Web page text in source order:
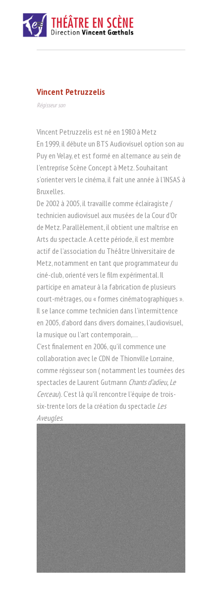
Vincent Petruzzelis
Régisseur son
Vincent Petruzzelis est né en 1980 à Metz
En 1999, il débute un BTS Audiovisuel option son au
Puy en Velay, et est formé en alternance au sein de
l’entreprise Scène Concept à Metz. Souhaitant
s’orienter vers le cinéma, il fait une année à l’INSAS à
Bruxelles.
De 2002 à 2005, il travaille comme éclairagiste /
technicien audiovisuel aux musées de la Cour d’Or
de Metz. Parallèlement, il obtient une maîtrise en
Arts du spectacle. A cette période, il est membre
actif de l’association du Théâtre Universitaire de
Metz, notamment en tant que programmateur du
ciné-club, orienté vers le film expérimental. Il
participe en amateur à la fabrication de plusieurs
court-métrages, ou « formes cinématographiques ».
Il se lance comme technicien dans l’intermittence
en 2005, d’abord dans divers domaines, l’audiovisuel,
la musique ou l’art contemporain,…
C’est finalement en 2006, qu’il commence une
collaboration avec le CDN de Thionville Lorraine,
comme régisseur son ( notamment les tournées des
spectacles de Laurent Gutmann Chants d’adieu, Le
Cerceau). C’est là qu’il rencontre l’équipe de trois-
six-trente lors de la création du spectacle Les
Aveugles.